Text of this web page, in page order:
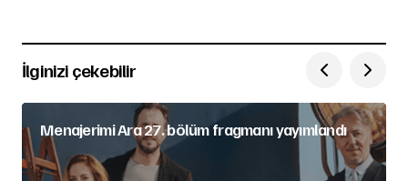
İlginizi çekebilir
Menajerimi Ara 27. bölüm fragmanı yayımlandı